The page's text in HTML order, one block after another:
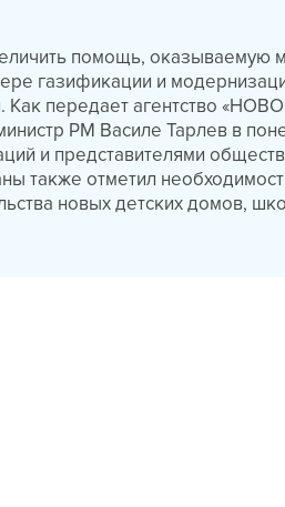
помощь, оказываемую
газификации и
Как передает агентство
РМ Василе Тарлев в
и представителями
также отметил
новых детских домов,